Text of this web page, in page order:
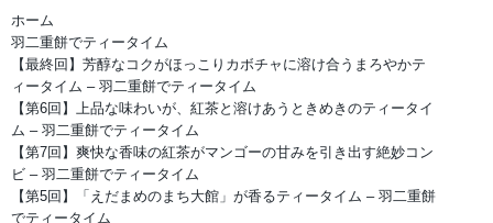
ホーム
羽二重餅でティータイム
【最終回】芳醇なコクがほっこりカボチャに溶け合うまろやかテ
ィータイム – 羽二重餅でティータイム
【第6回】上品な味わいが、紅茶と溶けあうときめきのティータイ
ム – 羽二重餅でティータイム
【第7回】爽快な香味の紅茶がマンゴーの甘みを引き出す絶妙コン
ビ – 羽二重餅でティータイム
【第5回】「えだまめのまち大館」が香るティータイム – 羽二重餅
でティータイム